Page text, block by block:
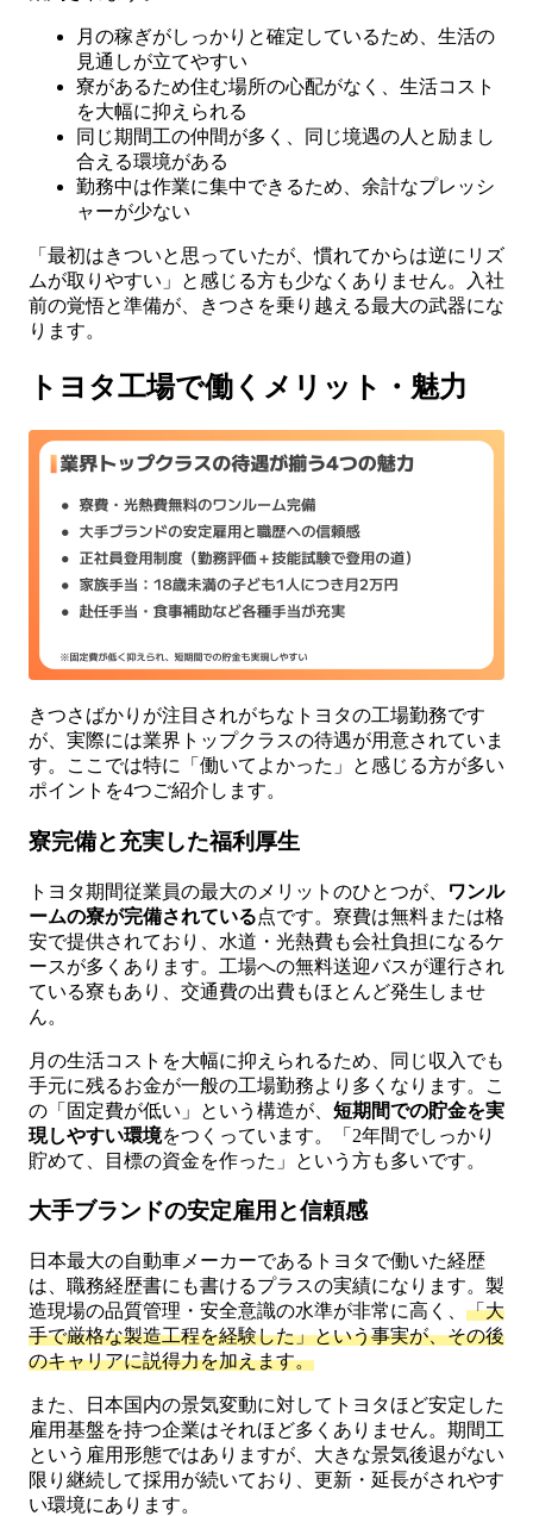
月の稼ぎがしっかりと確定しているため、生活の
見通しが立てやすい
寮があるため住む場所の心配がなく、生活コスト
を大幅に抑えられる
同じ期間工の仲間が多く、同じ境遇の人と励まし
合える環境がある
勤務中は作業に集中できるため、余計なプレッシ
ャーが少ない
「最初はきついと思っていたが、慣れてからは逆にリズ
ムが取りやすい」と感じる方も少なくありません。入社
前の覚悟と準備が、きつさを乗り越える最大の武器にな
ります。
トヨタ工場で働くメリット・魅力
きつさばかりが注目されがちなトヨタの工場勤務です
が、実際には業界トップクラスの待遇が用意されていま
す。ここでは特に「働いてよかった」と感じる方が多い
ポイントを4つご紹介します。
寮完備と充実した福利厚生
トヨタ期間従業員の最大のメリットのひとつが、
ワンル
ームの寮が完備されている点です。寮費は無料または格
安で提供されており、水道・光熱費も会社負担になるケ
ースが多くあります。工場への無料送迎バスが運行され
ている寮もあり、交通費の出費もほとんど発生しませ
ん。
月の生活コストを大幅に抑えられるため、同じ収入でも
手元に残るお金が一般の工場勤務より多くなります。こ
の「固定費が低い」という構造が、 短期間での貯金を実
現しやすい環境をつくっています。「2年間でしっかり
貯めて、目標の資金を作った」という方も多いです。
大手ブランドの安定雇用と信頼感
日本最大の自動車メーカーであるトヨタで働いた経歴
は、職務経歴書にも書けるプラスの実績になります。製
造現場の品質管理・安全意識の水準が非常に高く、 「大
手で厳格な製造工程を経験した」という事実が、その後
のキャリアに説得力を加えます。
また、日本国内の景気変動に対してトヨタほど安定した
雇用基盤を持つ企業はそれほど多くありません。期間工
という雇用形態ではありますが、大きな景気後退がない
限り継続して採用が続いており、更新・延長がされやす
い環境にあります。